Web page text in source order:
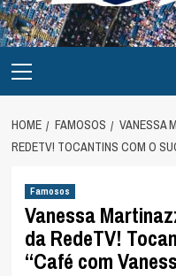
Menu
HOME FAMOSOS
VANESSA
REDETV! TOCANTINS COM O
Famosos
Vanessa
da RedeTV!
“Café com